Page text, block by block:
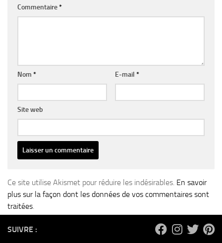
Commentaire*
Nom * E-mail *
Site web
Ce site utilise Akismet pour réduire les indésirables. En savoir
plus sur la façon dont les données de vos commentaires sont
traitées.
SUIVRE :